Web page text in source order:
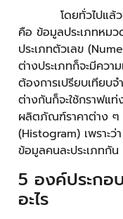
โดยทั่วไปแล้วข้อ
คือ ข้อมูลประเภทหม
ประเภทตัวเลข
ต่างประเภทก็จะมีคว
ต้องการเปรียบเทียบ
ต่างกันก็จะใช้กราฟแ
ผลิตภัณฑ์ราคาต่าง ๆ
(Histogram) เพราะ
ข้อมูลคนละประเภทกัน
5 องค์ประกอ
อะไร